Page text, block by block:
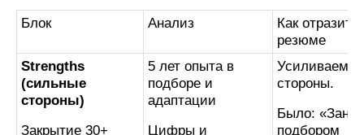
Блок Анализ
Как отразить
резюме
Strengths
(сильные
стороны)
Закрытие 30+
5 лет опыта в
подборе и
адаптации
Цифры и
Усиливаем
стороны.
Было:
подбором